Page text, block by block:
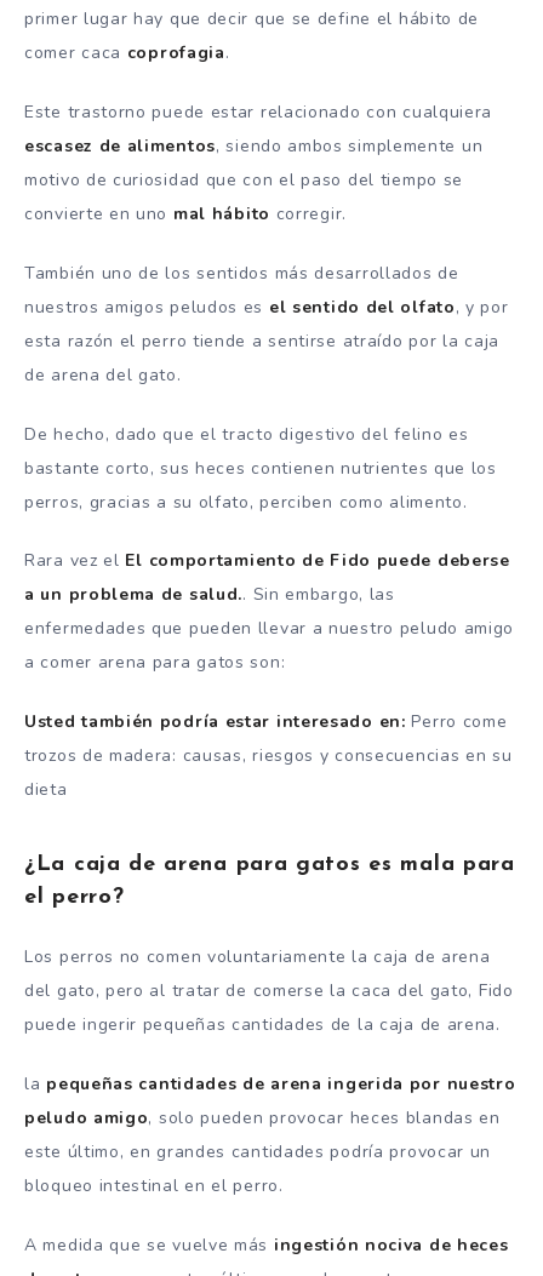
primer lugar hay que decir que se define el hábito de
comer caca coprofagia.
Este trastorno puede estar relacionado con cualquiera
escasez de alimentos, siendo ambos simplemente un
motivo de curiosidad que con el paso del tiempo se
convierte en uno mal hábito corregir.
También uno de los sentidos más desarrollados de
nuestros amigos peludos es el sentido del olfato, y por
esta razón el perro tiende a sentirse atraído por la caja
de arena del gato.
De hecho, dado que el tracto digestivo del felino es
bastante corto, sus heces contienen nutrientes que los
perros, gracias a su olfato, perciben como alimento.
Rara vez el El comportamiento de Fido puede deberse
a un problema de salud.. Sin embargo, las
enfermedades que pueden llevar a nuestro peludo amigo
a comer arena para gatos son:
Usted también podría estar interesado en:Perro come
trozos de madera: causas, riesgos y consecuencias en su
dieta
¿La caja de arena para gatos es mala para
el perro?
Los perros no comen voluntariamente la caja de arena
del gato, pero al tratar de comerse la caca del gato, Fido
puede ingerir pequeñas cantidades de la caja de arena.
la pequeñas cantidades de arena ingerida por nuestro
peludo amigo, solo pueden provocar heces blandas en
este último, en grandes cantidades podría provocar un
bloqueo intestinal en el perro.
A medida que se vuelve más ingestión nociva de heces